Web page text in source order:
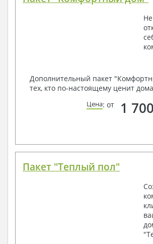
Не
Дополнительный пакет
тех, кто по-настоящему ценит
Цена: от 1 700
Пакет "Теплый пол"